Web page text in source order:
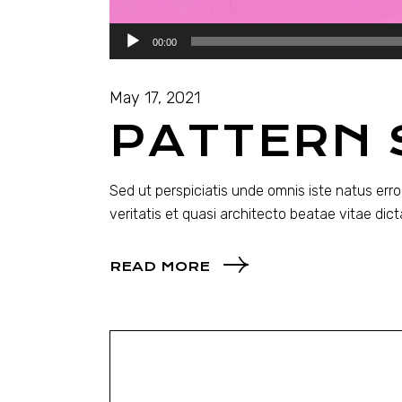
Audio
Player
00:00
May 17, 2021
PATTERN
Sed ut perspiciatis unde omnis iste natus
veritatis et quasi architecto beatae vitae
READ MORE